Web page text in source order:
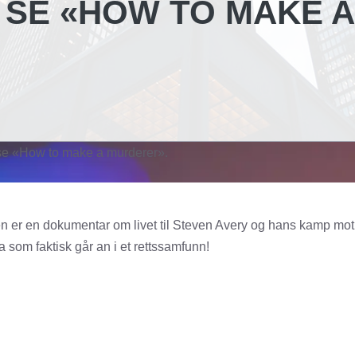
«HOW TO MAKE A
«How to make a murderer».
er en dokumentar om livet til Steven Avery og hans kamp mot
faktisk går an i et rettssamfunn!